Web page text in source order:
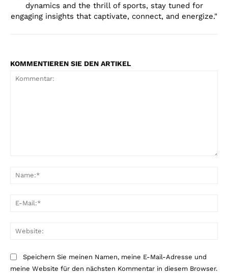
dynamics and the thrill of sports, stay tuned for
engaging insights that captivate, connect, and energize."
KOMMENTIEREN SIE DEN ARTIKEL
Speichern Sie meinen Namen, meine E-Mail-Adresse und
meine Website für den nächsten Kommentar in diesem Browser.